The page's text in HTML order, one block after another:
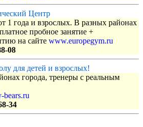
Центр
1 года и взрослых. В разных районах
пробное занятие +
на сайте www.europegym.ru
08
для детей и взрослых!
города, тренеры с реальным
bears.ru
34